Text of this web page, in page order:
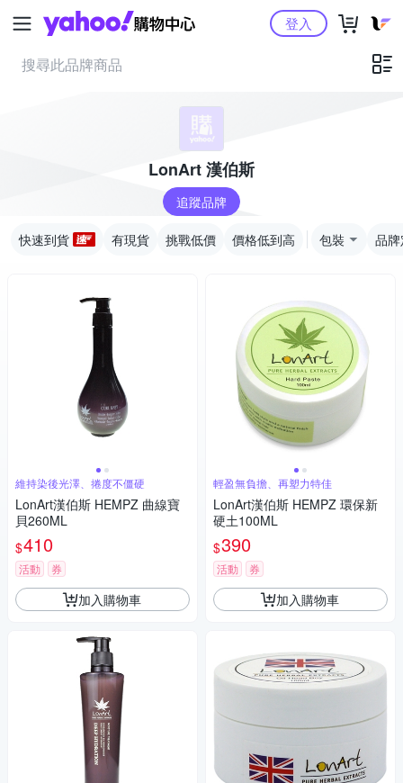
Yahoo購物中心登入
LonArt 漢伯斯
追蹤品牌
快速到貨 有現貨 挑戰低價 價格低到高 包裝 品
維持染後光澤、捲度不僵硬
LonArt漢伯斯 HEMPZ 曲線寶
貝260ML
$410
活動 券
加入購物車
輕盈無負擔、再塑力特佳
LonArt漢伯斯 HEMPZ 環保新
硬土100ML
$390
活動 券
加入購物車